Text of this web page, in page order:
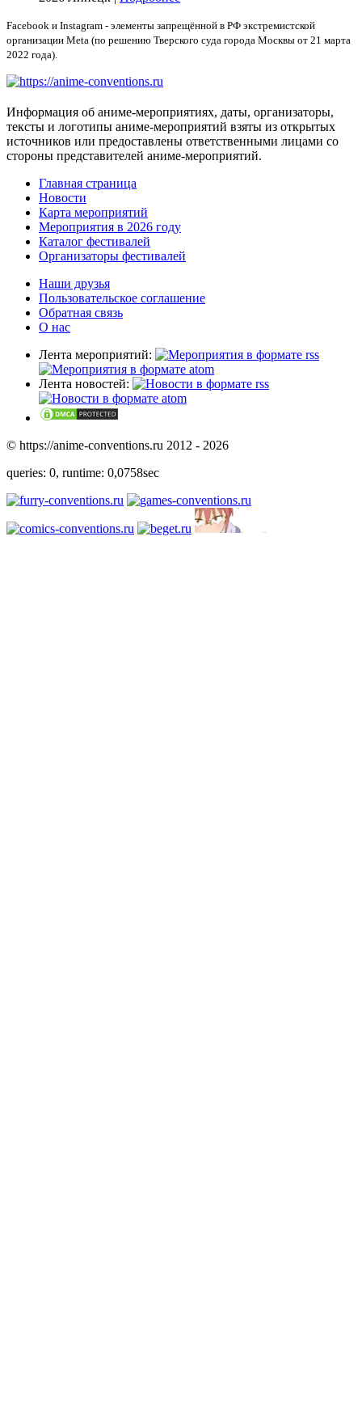
Facebook и Instagram - элементы запрещённой в РФ экстремистской
организации Meta (по решению Тверского суда города Москвы от 21 марта
2022 года).
Информация об аниме-мероприятиях, даты, организаторы,
тексты и логотипы аниме-мероприятий взяты из открытых
источников или предоставлены ответственными лицами со
стороны представителей аниме-мероприятий.
Главная страница
Новости
Карта мероприятий
Мероприятия в 2026 году
Каталог фестивалей
Организаторы фестивалей
Наши друзья
Пользовательское соглашение
Обратная связь
О нас
Лента мероприятий:
Лента новостей:
© https://anime-conventions.ru 2012 - 2026
queries: 0, runtime: 0,0758sec